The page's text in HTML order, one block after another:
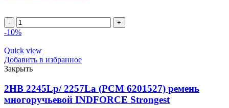
2HB
2430Lp/
(РСМ
6201551)
ремень
многоручьевой
INDFORCE
Strongest
quantity
-10%
Quick view
Добавить в избранное
Закрыть
2HB 2245Lp/ 2257La (PCM 6201527) ремень
многоручьевой INDFORCE Strongest